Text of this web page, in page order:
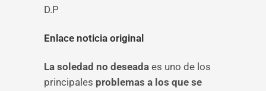
D.P
Enlace noticia original
La soledad no deseada es uno de los
principales problemas a los que se